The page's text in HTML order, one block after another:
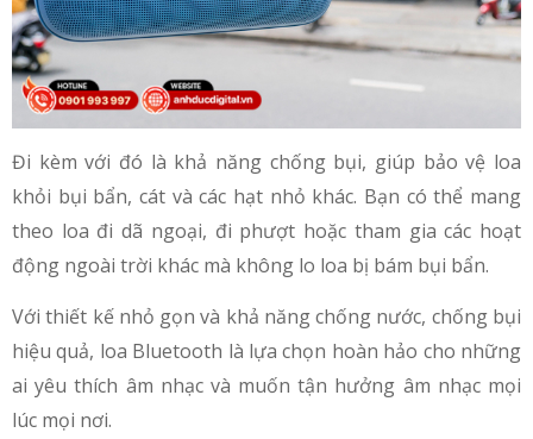
Đi kèm với đó là khả năng chống bụi, giúp bảo vệ loa
khỏi bụi bẩn, cát và các hạt nhỏ khác. Bạn có thể mang
theo loa đi dã ngoại, đi phượt hoặc tham gia các hoạt
động ngoài trời khác mà không lo loa bị bám bụi bẩn.
Với thiết kế nhỏ gọn và khả năng chống nước, chống bụi
hiệu quả, loa Bluetooth là lựa chọn hoàn hảo cho những
ai yêu thích âm nhạc và muốn tận hưởng âm nhạc mọi
lúc mọi nơi.